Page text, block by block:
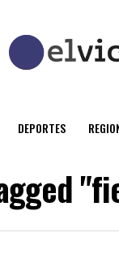
DEPORTES